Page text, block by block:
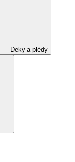
Deky a plédy